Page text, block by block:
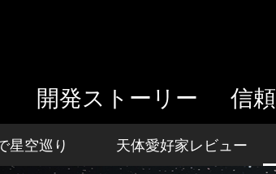
開発ストーリー 信
星空巡り 天体愛好家レビュー